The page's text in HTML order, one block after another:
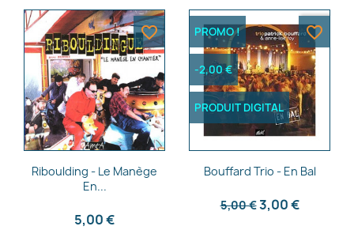
Aperçu rapide
Riboulding - Le Manège
En...
5,00 €
favorite_border
Aperçu rapide
Bouffard Trio - En Bal
5,00 €3,00 €
PROMO !
-2,00 €
PRODUIT DIGITAL
favorite_border